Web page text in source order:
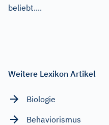
beliebt....
Weitere Lexikon Artikel
Biologie
Behaviorismus